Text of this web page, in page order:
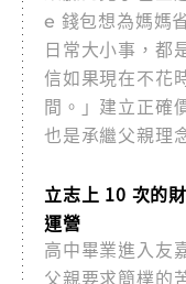
e 錢包想為媽媽
日常大小事，都
信如果現在不花
間。」建立正確
也是承繼父親理
立志上 10 次的
運營
高中畢業進入友
父親要求簡樸的